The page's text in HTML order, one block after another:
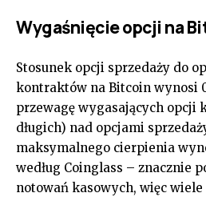
Wygaśnięcie opcji na
Stosunek opcji sprzedaży do
kontraktów na Bitcoin wynosi
przewagę wygasających opcji
długich) nad opcjami
maksymalnego cierpienia
według Coinglass – znacznie
notowań kasowych, więc